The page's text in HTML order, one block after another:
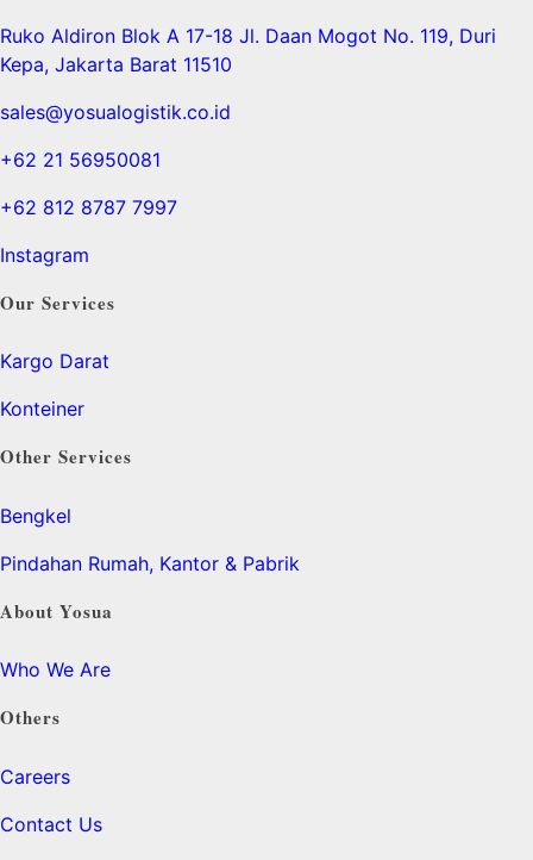
Ruko Aldiron Blok A 17-18 Jl. Daan Mogot No. 119, Duri
Kepa, Jakarta Barat 11510
sales@yosualogistik.co.id
+62 21 56950081
+62 812 8787 7997
Instagram
Our Services
Kargo Darat
Konteiner
Other Services
Bengkel
Pindahan Rumah, Kantor & Pabrik
About Yosua
Who We Are
Others
Careers
Contact Us